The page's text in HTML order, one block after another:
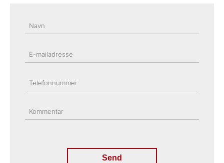
Navn
E-mailadresse
Telefonnummer
Kommentar